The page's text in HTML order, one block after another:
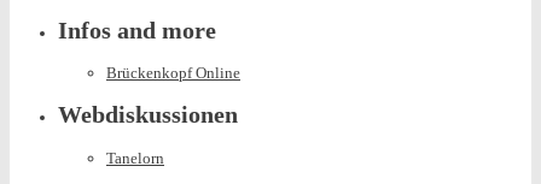
Infos and more
Brückenkopf Online
Webdiskussionen
Tanelorn